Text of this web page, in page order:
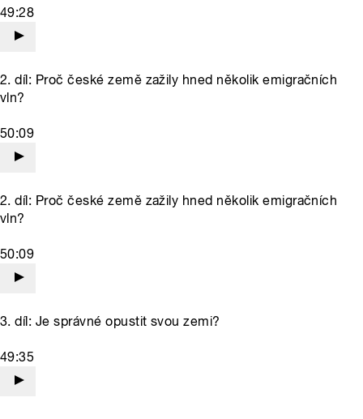
49:28
2. díl: Proč české země zažily hned několik emigračních
vln?
50:09
2. díl: Proč české země zažily hned několik emigračních
vln?
50:09
3. díl: Je správné opustit svou zemi?
49:35